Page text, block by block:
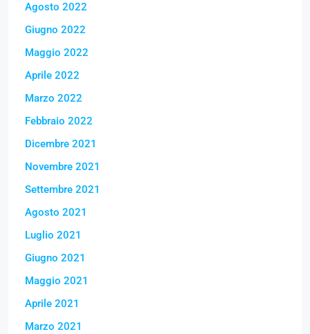
Agosto 2022
Giugno 2022
Maggio 2022
Aprile 2022
Marzo 2022
Febbraio 2022
Dicembre 2021
Novembre 2021
Settembre 2021
Agosto 2021
Luglio 2021
Giugno 2021
Maggio 2021
Aprile 2021
Marzo 2021